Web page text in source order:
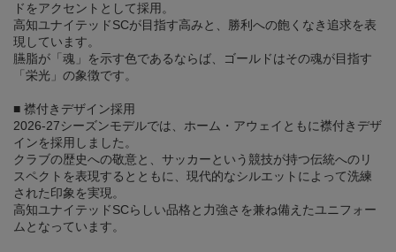
ドをアクセントとして採用。
高知ユナイテッドSCが目指す高みと、勝利への飽くなき追求を表
現しています。
臙脂が「魂」を示す色であるならば、ゴールドはその魂が目指す
「栄光」の象徴です。
■ 襟付きデザイン採用
2026-27シーズンモデルでは、ホーム・アウェイともに襟付きデザ
インを採用しました。
クラブの歴史への敬意と、サッカーという競技が持つ伝統へのリ
スペクトを表現するとともに、現代的なシルエットによって洗練
された印象を実現。
高知ユナイテッドSCらしい品格と力強さを兼ね備えたユニフォー
ムとなっています。